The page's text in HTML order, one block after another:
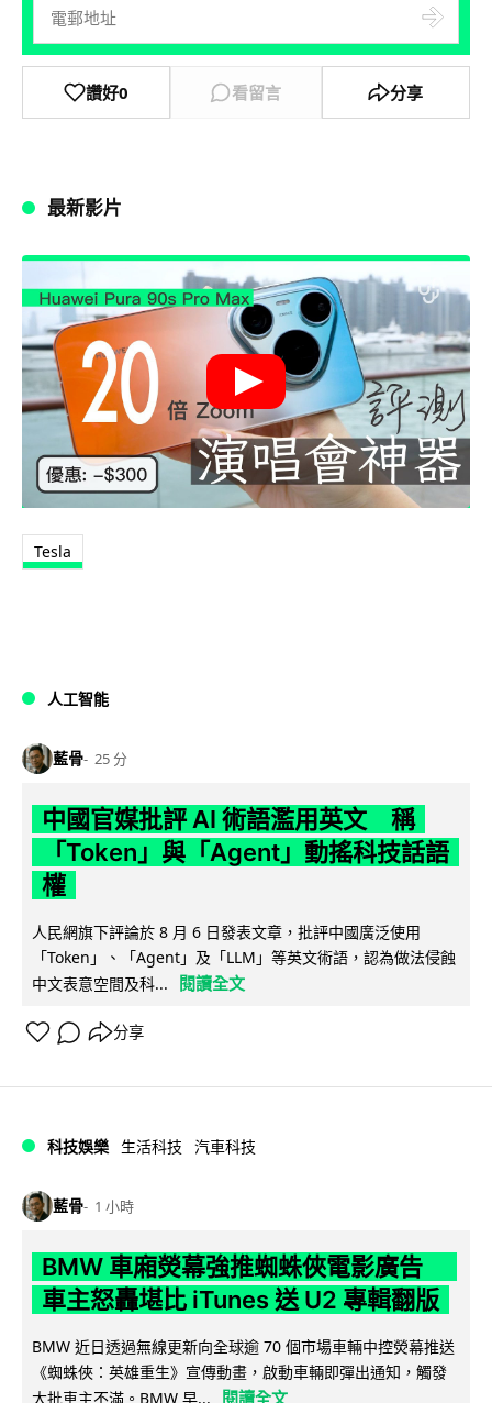
讚好0 看留言 分享
最新影片
Tesla
人工智能
藍骨 25 分
中國官媒批評 AI 術語濫用英文 稱
「Token」與「Agent」動搖科技話語
權
人民網旗下評論於 8 月 6 日發表文章，批評中國廣泛使用
「Token」、「Agent」及「LLM」等英文術語，認為做法侵蝕
中文表意空間及科...
閱讀全文
分享
科技娛樂 生活科技 汽車科技
藍骨 1 小時
BMW 車廂熒幕強推蜘蛛俠電影廣告
車主怒轟堪比 iTunes 送 U2 專輯翻版
BMW 近日透過無線更新向全球逾 70 個市場車輛中控熒幕推送
《蜘蛛俠：英雄重生》宣傳動畫，啟動車輛即彈出通知，觸發
大批車主不滿。BMW 早...
閱讀全文